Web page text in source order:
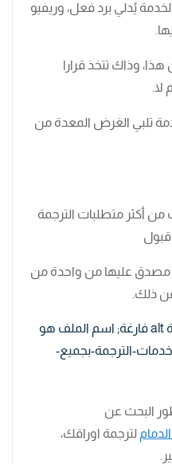
يُدلي برد فعل، وريفيو
وذاك تتخذ قرارا
لا.
تلبي الغرض المعدة من
من أكثر متطلبات الترجمة
قبول
مصدق عليها من واحدة من
ذلك.
البحث عن
لترجمة اوراقك،